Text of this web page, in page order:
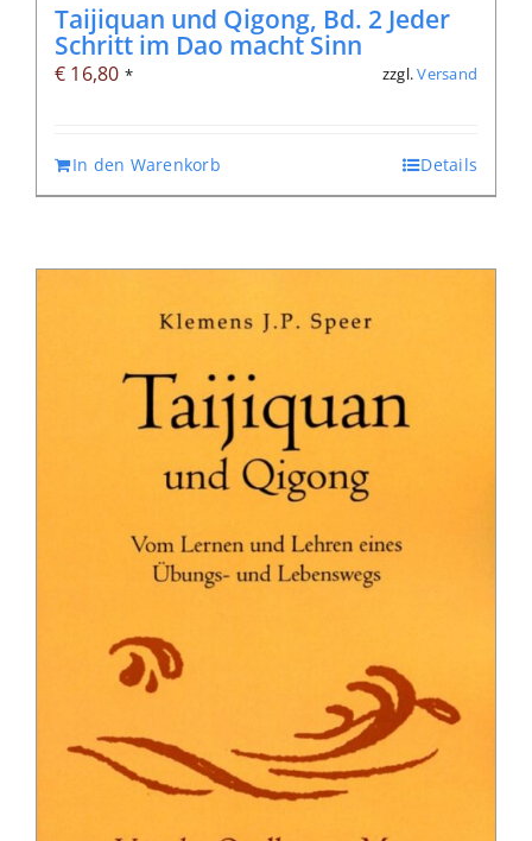
Taijiquan und Qigong, Bd. 2 Jeder
Schritt im Dao macht Sinn
€ 16,80 * zzgl.Versand
In den Warenkorb Details